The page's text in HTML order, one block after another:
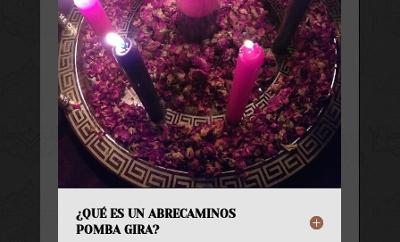
¿QUÉ ES UN ABRECAMINOS
POMBA GIRA?